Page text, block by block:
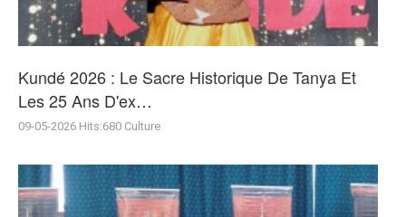
Kundé 2026 : Le Sacre Historique De Tanya Et
Les 25 Ans D'ex…
09-05-2026 Hits:680 Culture